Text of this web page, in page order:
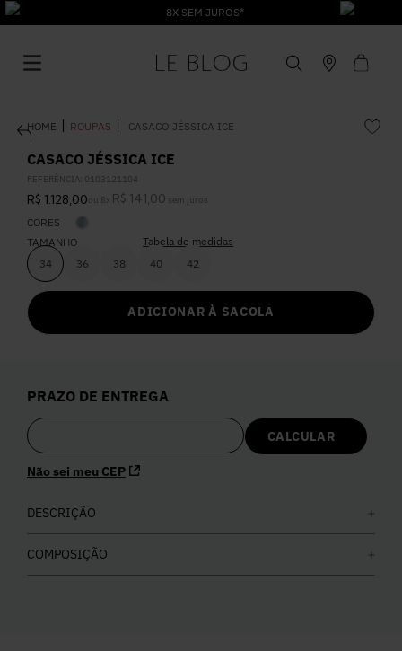
8X SEM JUROS*
ROUPAS CASACO JÉSSICA ICE
CASACO JÉSSICA ICE
REFERÊNCIA: 0103121104
R$ 1.128,00 ou 8 x R$ 141 00 sem juros
CORES
TAMANHO
34
36 38 40 42
Tabela de medidas
ADICIONAR À SACOLA
PRAZO DE ENTREGA
Não sei meu CEP
DESCRIÇÃO
COMPOSIÇÃO
1º Vestido
2 Roupas
5º Calça
6º Vestidos
7º